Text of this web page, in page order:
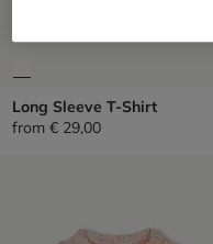
Long Sleeve T-Shirt
from € 29,00